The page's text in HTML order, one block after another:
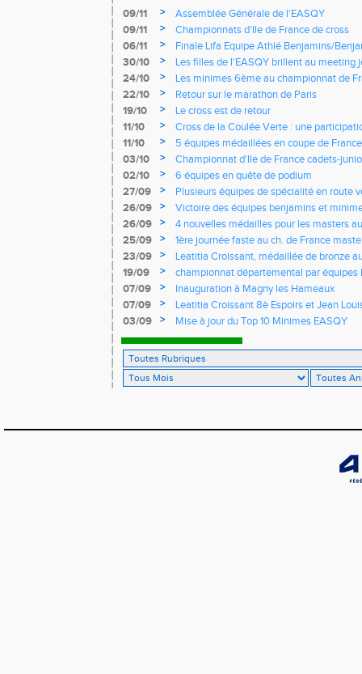
09/11 >
Assemblée Générale de l'EASQY
09/11
>
Championnats d’Ile de France de cross
06/11
>
Finale Lifa Equipe Athlé Benjamins/
30/10
>
Les filles de l'EASQY brillent au meeting
records du club battus
24/10 >
Les minimes 6ème au championnat de
22/10
>
Retour sur le marathon de Paris
19/10
>
Le cross est de retour
11/10
>
Cross de la Coulée Verte : une
Rendez-vous !
11/10 >
5 équipes médaillées en coupe de France
03/10
>
Championnat d'Ile de France cadets-
l'EASQY victorieuses
02/10 >
6 équipes en quête de podium
27/09
>
Plusieurs équipes de spécialité en route
France
26/09 >
Victoire des équipes benjamins et
Yvelines
26/09 >
4 nouvelles médailles pour les masters
25/09
>
1ère journée faste au ch. de France
d'argent
23/09 >
Leatitia Croissant, médaillée de bronze
de course de montagne
19/09 >
championnat départemental par
07/09
>
Inauguration à Magny les Hameaux
07/09
>
Leatitia Croissant 8è Espoirs et Jean
France de 10 km sur route
03/09 > Mise à jour du Top 10 Minimes EASQY